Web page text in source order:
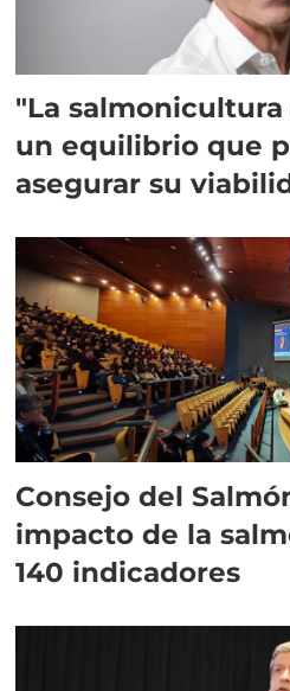
"La
un equilibrio que
asegurar su
Consejo del
impacto de la
140 indicadores